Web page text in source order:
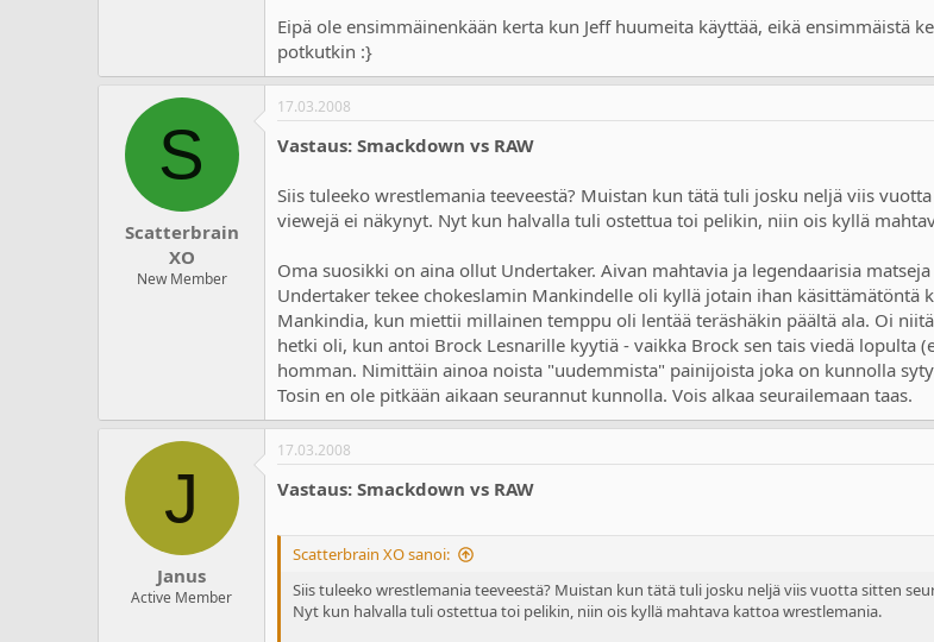
Eipä ole ensimmäinenkään kerta kun Jeff huumeita käyttää, eikä ensimmäistä
potkutkin :}
S
Scatterbrain
XO
New Member
17.03.2008
Vastaus: Smackdown vs RAW
Siis tuleeko wrestlemania teeveestä? Muistan kun tätä tuli josku neljä viis
viewejä ei näkynyt. Nyt kun halvalla tuli ostettua toi pelikin, niin ois kyllä
Oma suosikki on aina ollut Undertaker. Aivan mahtavia ja legendaarisia
Undertaker tekee chokeslamin Mankindelle oli kyllä jotain ihan käsittämätöntä
Mankindia, kun miettii millainen temppu oli lentää teräshäkin päältä ala. Oi
hetki oli, kun antoi Brock Lesnarille kyytiä - vaikka Brock sen tais viedä
homman. Nimittäin ainoa noista "uudemmista" painijoista joka on kunnolla
Tosin en ole pitkään aikaan seurannut kunnolla. Vois alkaa seurailemaan taas.
J
Janus
Active Member
17.03.2008
Vastaus: Smackdown vs RAW
Scatterbrain XO sanoi:
Siis tuleeko wrestlemania teeveestä? Muistan kun tätä tuli josku neljä viis vuotta sitten
Nyt kun halvalla tuli ostettua toi pelikin, niin ois kyllä mahtava kattoa wrestlemania.